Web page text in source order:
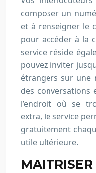
composer un
et à renseigner le
pour accéder à la
service réside
pouvez inviter
étrangers sur une
des conversations
l’endroit où se
extra, le service
gratuitement
utile ultérieure.